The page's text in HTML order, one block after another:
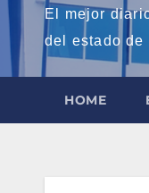
El mejor
del estado de
HOME